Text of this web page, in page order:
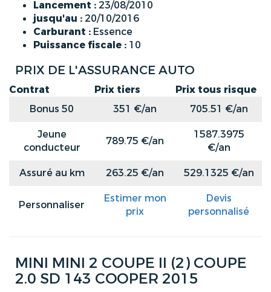
Lancement : 23/08/2010
jusqu'au : 20/10/2016
Carburant : Essence
Puissance fiscale : 10
PRIX DE L'ASSURANCE AUTO
Contrat Prix tiers
Prix tous risque
Bonus 50
351 €/an
705.51 €/an
Jeune
conducteur
789.75 €/an
1587.3975
€/an
Assuré au km
263.25 €/an 529.1325 €/an
Personnaliser
Estimer mon
prix
Devis
personnalisé
MINI MINI 2 COUPE II (2) COUPE
2.0 SD 143 COOPER 2015